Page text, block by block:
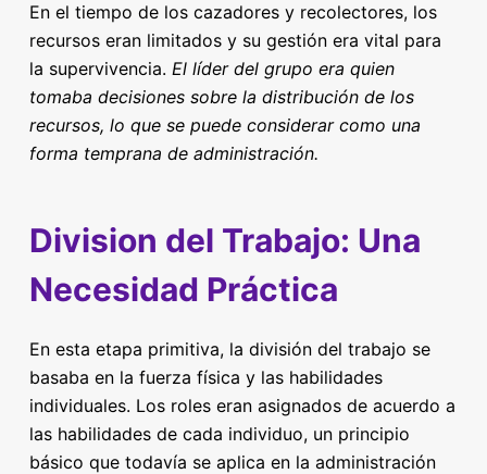
En el tiempo de los cazadores y recolectores, los
recursos eran limitados y su gestión era vital para
la supervivencia. El líder del grupo era quien
tomaba decisiones sobre la distribución de los
recursos, lo que se puede considerar como una
forma temprana de administración.
Division del Trabajo: Una
Necesidad Práctica
En esta etapa primitiva, la división del trabajo se
basaba en la fuerza física y las habilidades
individuales. Los roles eran asignados de acuerdo a
las habilidades de cada individuo, un principio
básico que todavía se aplica en la administración